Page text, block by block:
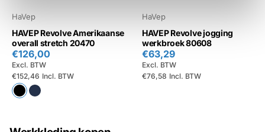
HaVep
HAVEP Revolve Amerikaanse
overall stretch 20470
€152,46 Incl. BTW
€126,00
Excl. BTW
HaVep
HAVEP Revolve jogging
werkbroek 80608
€76,58 Incl. BTW
€63,29
Excl. BTW